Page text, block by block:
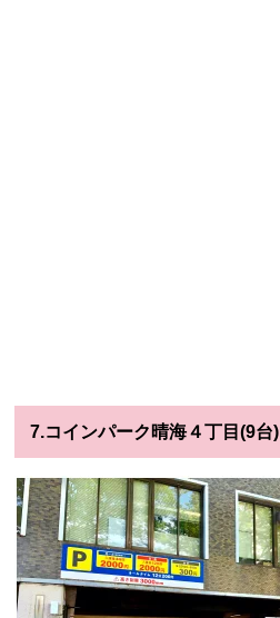
7.コインパーク晴海４丁目(9台)